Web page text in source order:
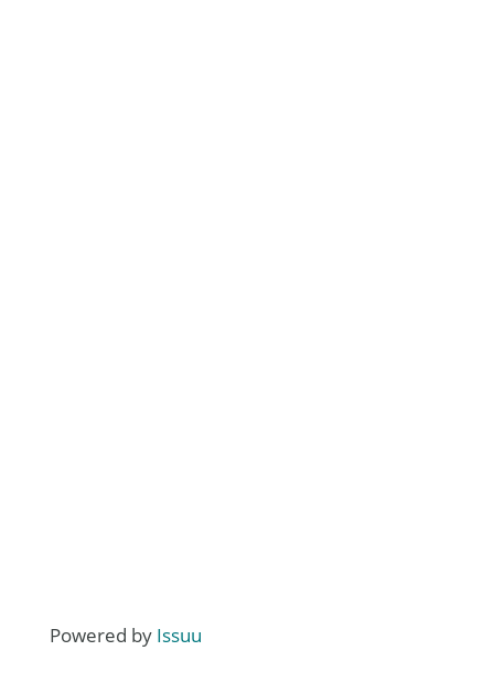
Powered by Issuu